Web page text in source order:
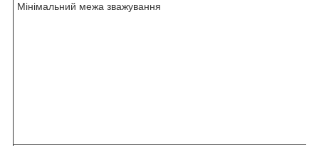
Мінімальний межа зважування